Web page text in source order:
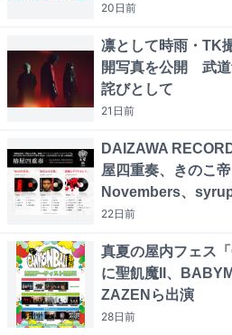
20日前
凛として時雨・TK
開写真を公開 武
詫びとして
21日前
DAIZAWA
屋四重奏、きのこ
Novembers、
22日前
真夏の屋内フェス
に聖飢魔II、
ZAZENら出演
28日前